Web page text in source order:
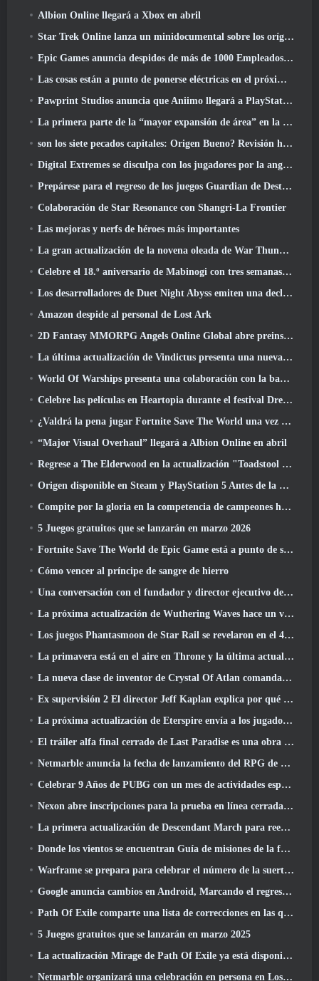
Albion Online llegará a Xbox en abril
Star Trek Online lanza un minidocumental sobre los orígenes de la Federación para celebrar el 16º aniversario
Epic Games anuncia despidos de más de 1000 Empleados, Citando "Descenso en el compromiso de Fortnite"
Las cosas están a punto de ponerse eléctricas en el próximo evento Aftershock de Apex Legends
Pawprint Studios anuncia que Aniimo llegará a PlayStation 5 Y la tienda de Epic Games en los lanzamientos
La primera parte de la “mayor expansión de área” en la historia de RuneScape se lanza hoy
son los siete pecados capitales: Origen Bueno? Revisión honesta
Digital Extremes se disculpa con los jugadores por la angustia causada por las “invitaciones nefastas” en Warframe
Prepárese para el regreso de los juegos Guardian de Destiny 2
Colaboración de Star Resonance con Shangri-La Frontier
Las mejoras y nerfs de héroes más importantes
La gran actualización de la novena oleada de War Thunder mejora el aspecto de las batallas navales con imágenes acuáticas mejoradas
Celebre el 18.º aniversario de Mabinogi con tres semanas de eventos y recompensas
Los desarrolladores de Duet Night Abyss emiten una declaración oficial sobre un reciente incidente de malware después de la actualización del juego
Amazon despide al personal de Lost Ark
2D Fantasy MMORPG Angels Online Global abre preinscripción
La última actualización de Vindictus presenta una nueva incursión en la que los jugadores se enfrentarán al Guardián de Caliburn
World Of Warships presenta una colaboración con la banda sueca de heavy metal Sabaton
Celebre las películas en Heartopia durante el festival Dreamlight Cinematics
¿Valdrá la pena jugar Fortnite Save The World una vez que sea gratis??
“Major Visual Overhaul” llegará a Albion Online en abril
Regrese a The Elderwood en la actualización "Toadstool Tales" de Palia
Origen disponible en Steam y PlayStation 5 Antes de la marcha 23 Lanzamiento
Compite por la gloria en la competencia de campeones huecos de New Eridu en la próxima actualización de Zenless Zone Zero
5 Juegos gratuitos que se lanzarán en marzo 2026
Fortnite Save The World de Epic Game está a punto de ser un juego gratuito
Cómo vencer al príncipe de sangre de hierro
Una conversación con el fundador y director ejecutivo de Netmarble, Ken Kim, sobre MONGIL: Buceo estelar
La próxima actualización de Wuthering Waves hace un viaje al “lado oscuro”
Los juegos Phantasmoon de Star Rail se revelaron en el 4.1 Programa Especial
La primavera está en el aire en Throne y la última actualización de Liberty
La nueva clase de inventor de Crystal Of Atlan comanda a los Magitech Mechs en la batalla
Ex supervisión 2 El director Jeff Kaplan explica por qué dejó a Blizzard
La próxima actualización de Eterspire envía a los jugadores a las minas enanas
El tráiler alfa final cerrado de Last Paradise es una obra de arte pequeña pero aterradora
Netmarble anuncia la fecha de lanzamiento del RPG de acción para domesticar monstruos Mongil: Buceo estelar
Celebrar 9 Años de PUBG con un mes de actividades especiales
Nexon abre inscripciones para la prueba en línea cerrada de abril de MapleStory Classic World
La primera actualización de Descendant March para reequilibrar el Sharen y presentar contenido nuevo
Donde los vientos se encuentran Guía de misiones de la fortaleza de Whitecrown
Warframe se prepara para celebrar el número de la suerte 13 Con eventos de aniversario
Google anuncia cambios en Android, Marcando el regreso de Fortnite a Play Store
Path Of Exile comparte una lista de correcciones en las que se está trabajando después del lanzamiento de Mirage
5 Juegos gratuitos que se lanzarán en marzo 2025
La actualización Mirage de Path Of Exile ya está disponible
Netmarble organizará una celebración en persona en Los Ángeles. Antes de los siete pecados capitales: Lanzamiento de origen